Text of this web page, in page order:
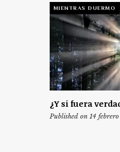
MIENTRAS DUERMO
¿Y si fuera
Published on 14